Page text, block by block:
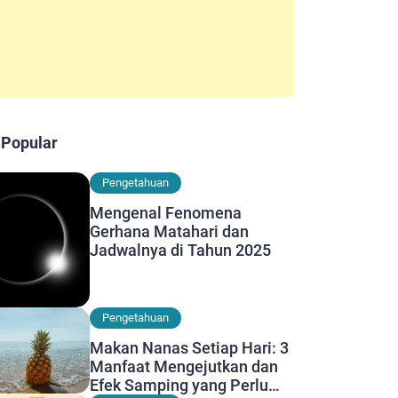
Pengetahuan
Mengenal Fenomena
Gerhana Matahari dan
Jadwalnya di Tahun 2025
Pengetahuan
Makan Nanas Setiap Hari: 3
Manfaat Mengejutkan dan
Efek Samping yang Perlu